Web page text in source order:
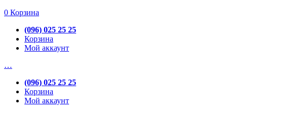
0 Корзина
(096) 025 25 25
Корзина
Мой аккаунт
…
(096) 025 25 25
Корзина
Мой аккаунт